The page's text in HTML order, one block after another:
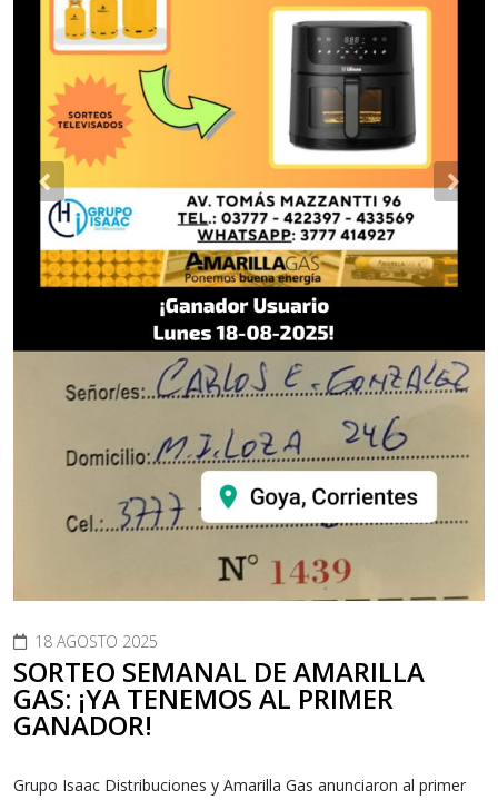
Previous
18 AGOSTO 2025
SORTEO SEMANAL DE AMARILLA
GAS: ¡YA TENEMOS AL PRIMER
GANADOR!
Grupo Isaac Distribuciones y Amarilla Gas anunciaron al primer